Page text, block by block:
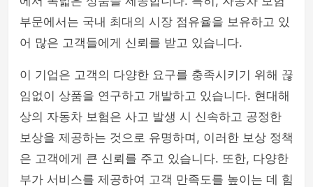
부문에서는 국내 최대의 시장 점유율을 보유하고 있
어 많은 고객들에게 신뢰를 받고 있습니다.
이 기업은 고객의 다양한 요구를 충족시키기 위해 끊
임없이 상품을 연구하고 개발하고 있습니다. 현대해
상의 자동차 보험은 사고 발생 시 신속하고 공정한
보상을 제공하는 것으로 유명하며, 이러한 보상 정책
은 고객에게 큰 신뢰를 주고 있습니다. 또한, 다양한
부가 서비스를 제공하여 고객 만족도를 높이는 데 힘